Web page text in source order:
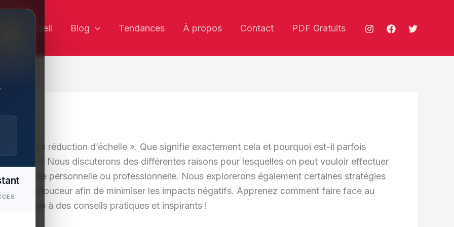
Accueil Blog Tendances À propos Contact PDF Gratuits
de la « réduction d’échelle ». Que signifie exactement cela et pourquoi est-il parfois
activités ? Nous discuterons des différentes raisons pour lesquelles on peut vouloir effectuer
notre vie personnelle ou professionnelle. Nous explorerons également certaines stratégies
en douceur afin de minimiser les impacts négatifs. Apprenez comment faire face au
grâce à des conseils pratiques et inspirants !